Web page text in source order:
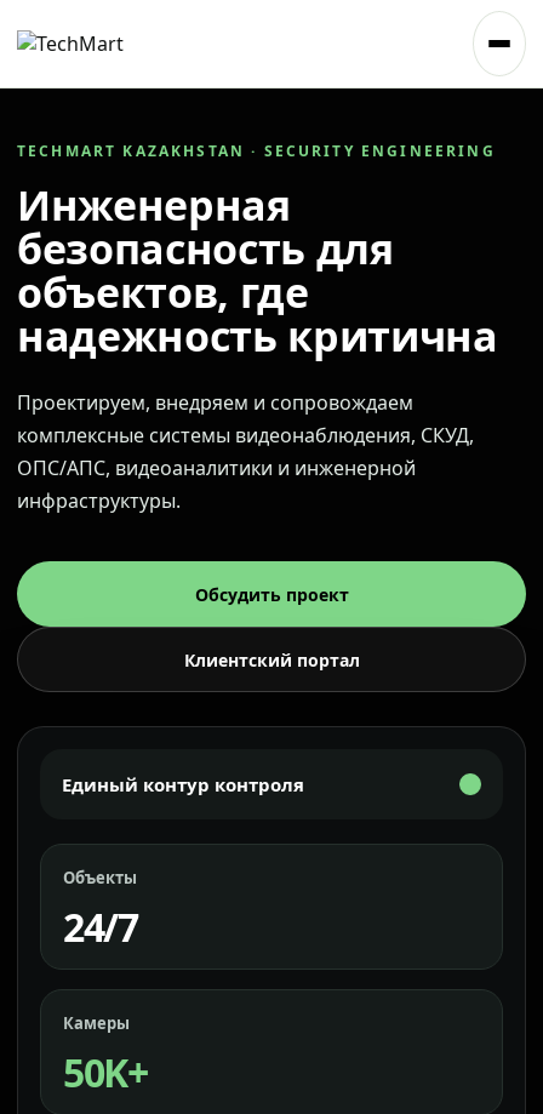
TECHMART KAZAKHSTAN · SECURITY ENGINEERING
Инженерная
безопасность для
объектов, где
надежность критична
Проектируем, внедряем и сопровождаем
комплексные системы видеонаблюдения, СКУД,
ОПС/АПС, видеоаналитики и инженерной
инфраструктуры.
Обсудить проект
Клиентский портал
Единый контур контроля
Объекты
24/7
Камеры
50K+